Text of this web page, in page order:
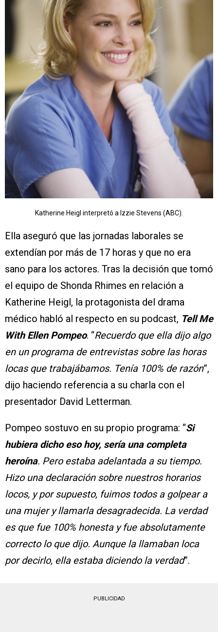
Katherine Heigl interpretó a Izzie Stevens (ABC).
Ella aseguró que las jornadas laborales se
extendían por más de 17 horas y que no era
sano para los actores. Tras la decisión que tomó
el equipo de Shonda Rhimes en relación a
Katherine Heigl, la protagonista del drama
médico habló al respecto en su podcast, Tell Me
With Ellen Pompeo. “Recuerdo que ella dijo algo
en un programa de entrevistas sobre las horas
locas que trabajábamos. Tenía 100% de razón”,
dijo haciendo referencia a su charla con el
presentador David Letterman.
Pompeo sostuvo en su propio programa: “Si
hubiera dicho eso hoy, sería una completa
heroína. Pero estaba adelantada a su tiempo.
Hizo una declaración sobre nuestros horarios
locos, y por supuesto, fuimos todos a golpear a
una mujer y llamarla desagradecida. La verdad
es que fue 100% honesta y fue absolutamente
correcto lo que dijo. Aunque la llamaban loca
por decirlo, ella estaba diciendo la verdad”.
PUBLICIDAD